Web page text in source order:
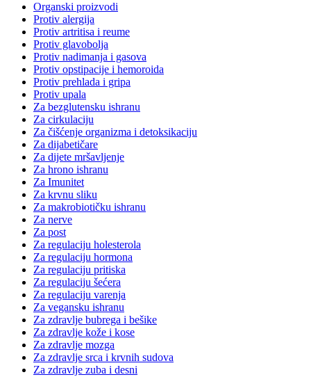
Organski proizvodi
Protiv alergija
Protiv artritisa i reume
Protiv glavobolja
Protiv nadimanja i gasova
Protiv opstipacije i hemoroida
Protiv prehlada i gripa
Protiv upala
Za bezglutensku ishranu
Za cirkulaciju
Za čišćenje organizma i detoksikaciju
Za dijabetičare
Za dijete mršavljenje
Za hrono ishranu
Za Imunitet
Za krvnu sliku
Za makrobiotičku ishranu
Za nerve
Za post
Za regulaciju holesterola
Za regulaciju hormona
Za regulaciju pritiska
Za regulaciju šećera
Za regulaciju varenja
Za vegansku ishranu
Za zdravlje bubrega i bešike
Za zdravlje kože i kose
Za zdravlje mozga
Za zdravlje srca i krvnih sudova
Za zdravlje zuba i desni